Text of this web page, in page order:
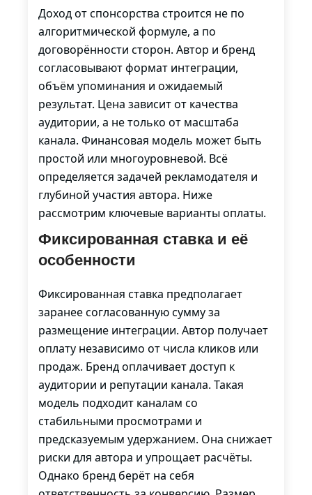
Доход от спонсорства строится не по
алгоритмической формуле, а по
договорённости сторон. Автор и бренд
согласовывают формат интеграции,
объём упоминания и ожидаемый
результат. Цена зависит от качества
аудитории, а не только от масштаба
канала. Финансовая модель может быть
простой или многоуровневой. Всё
определяется задачей рекламодателя и
глубиной участия автора. Ниже
рассмотрим ключевые варианты оплаты.
Фиксированная ставка и её
особенности
Фиксированная ставка предполагает
заранее согласованную сумму за
размещение интеграции. Автор получает
оплату независимо от числа кликов или
продаж. Бренд оплачивает доступ к
аудитории и репутации канала. Такая
модель подходит каналам со
стабильными просмотрами и
предсказуемым удержанием. Она снижает
риски для автора и упрощает расчёты.
Однако бренд берёт на себя